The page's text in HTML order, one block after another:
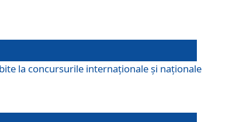
la concursurile internaționale și naționale